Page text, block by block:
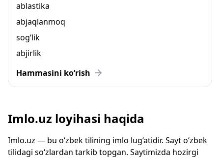
ablastika
abjaqlanmoq
sog‘lik
abjirlik
Hammasini ko‘rish
Imlo.uz loyihasi haqida
Imlo.uz — bu o‘zbek tilining imlo lug‘atidir. Sayt o‘zbek
tilidagi so‘zlardan tarkib topgan. Saytimizda hozirgi